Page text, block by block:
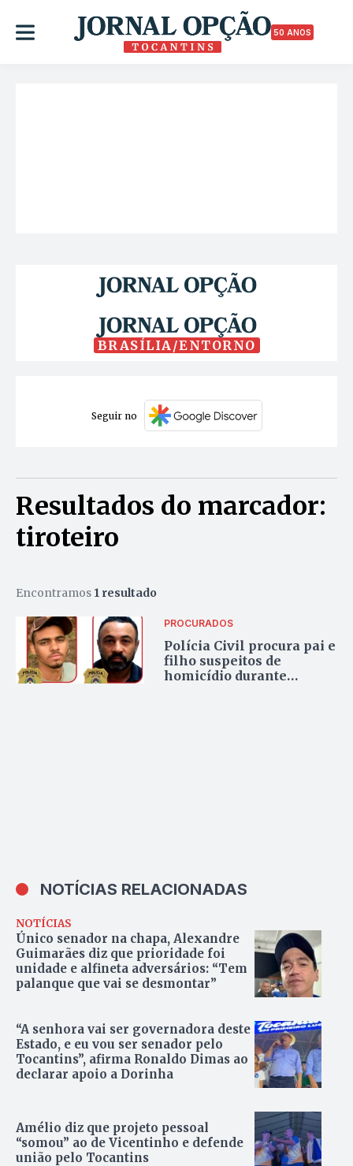
50 ANOS
BRASÍLIA/ENTORNO
Seguir no
Resultados do marcador:
tiroteiro
Encontramos 1 resultado
PROCURADOS
Polícia Civil procura pai e
filho suspeitos de
homicídio durante
NOTÍCIAS RELACIONADAS
NOTÍCIAS
Único senador na chapa, Alexandre
Guimarães diz que prioridade foi
unidade e alfineta adversários: “Tem
palanque que vai se desmontar”
“A senhora vai ser governadora deste
Estado, e eu vou ser senador pelo
Tocantins”, afirma Ronaldo Dimas ao
declarar apoio a Dorinha
Amélio diz que projeto pessoal
“somou” ao de Vicentinho e defende
união pelo Tocantins